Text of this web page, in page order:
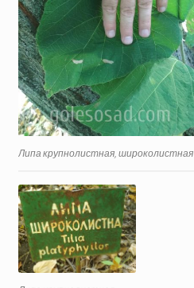
Липа крупнолистная, широколистная